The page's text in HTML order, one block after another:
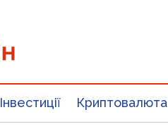
Інвестиції Криптовалюта